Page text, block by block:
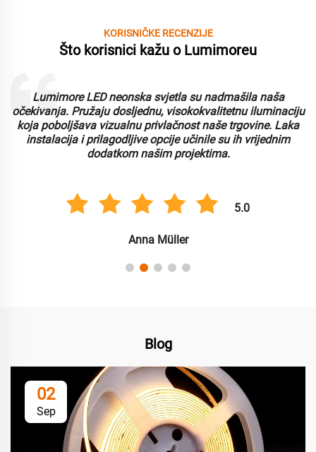
KORISNIČKE RECENZIJE
Što korisnici kažu o Lumimoreu
svjetla su nadmašila naša
visokokvalitetnu iluminaciju
privlačnost naše trgovine. Laka
opcije učinile su ih vrijednim
projektima.
5.0
Rad s Lumimoreom bio
neonska svjetla su
Cijenimo prilagodljivost i
pojednostavilo naš proces
Blog
02
Sep